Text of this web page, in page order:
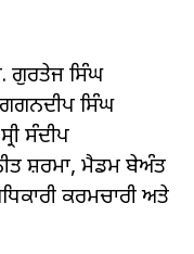
ਗੁਰਤੇਜ ਸਿੰਘ
ਸਿੰਘ
ਸੰਦੀਪ
ਸ਼ਰਮਾ, ਮੈਡਮ ਬੇਅੰਤ
ਕਰਮਚਾਰੀ ਅਤੇ